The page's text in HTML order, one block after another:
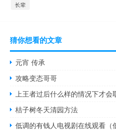
长辈
猜你想看的文章
元宵 传承
攻略变态哥哥
上王者过后什么样的情况下才会
桔子树冬天清园方法
低调的有钱人电视剧在线观看（